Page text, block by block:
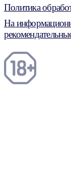
Политика
На